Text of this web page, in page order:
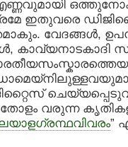
ഇതുവരെ
വേദങ്ങള്‍,
കാവ്യനാടകാദി
വരുന്ന
”